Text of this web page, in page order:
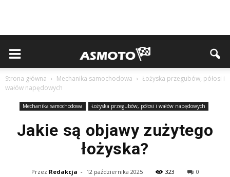
Strona główna Mechanika samochodowa
Łożyska przegubów, półosi i
wałów napędowych
Mechanika samochodowa Łożyska przegubów, półosi i wałów napędowych
Jakie są objawy zużytego
łożyska?
Przez Redakcja - 12 października 2025 323 0